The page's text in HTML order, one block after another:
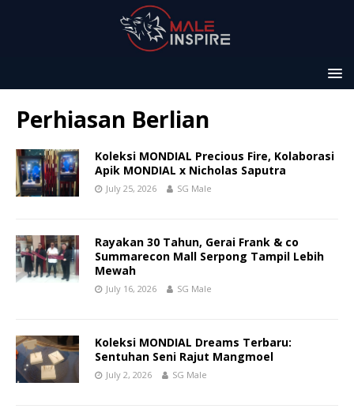
Perhiasan Berlian
Koleksi MONDIAL Precious Fire, Kolaborasi
Apik MONDIAL x Nicholas Saputra
July 25, 2026 SG Male
Rayakan 30 Tahun, Gerai Frank & co
Summarecon Mall Serpong Tampil Lebih
Mewah
July 16, 2026 SG Male
Koleksi MONDIAL Dreams Terbaru:
Sentuhan Seni Rajut Mangmoel
July 2, 2026 SG Male